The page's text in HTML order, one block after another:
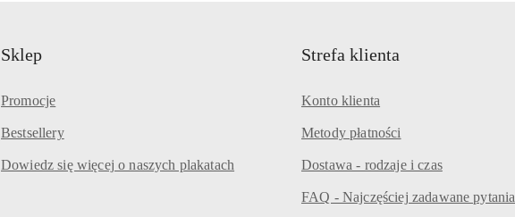
Sklep
Promocje
Bestsellery
Dowiedz się więcej o naszych plakatach
Strefa klienta
Konto klienta
Metody płatności
Dostawa - rodzaje i czas
FAQ - Najczęściej zadawane pytania